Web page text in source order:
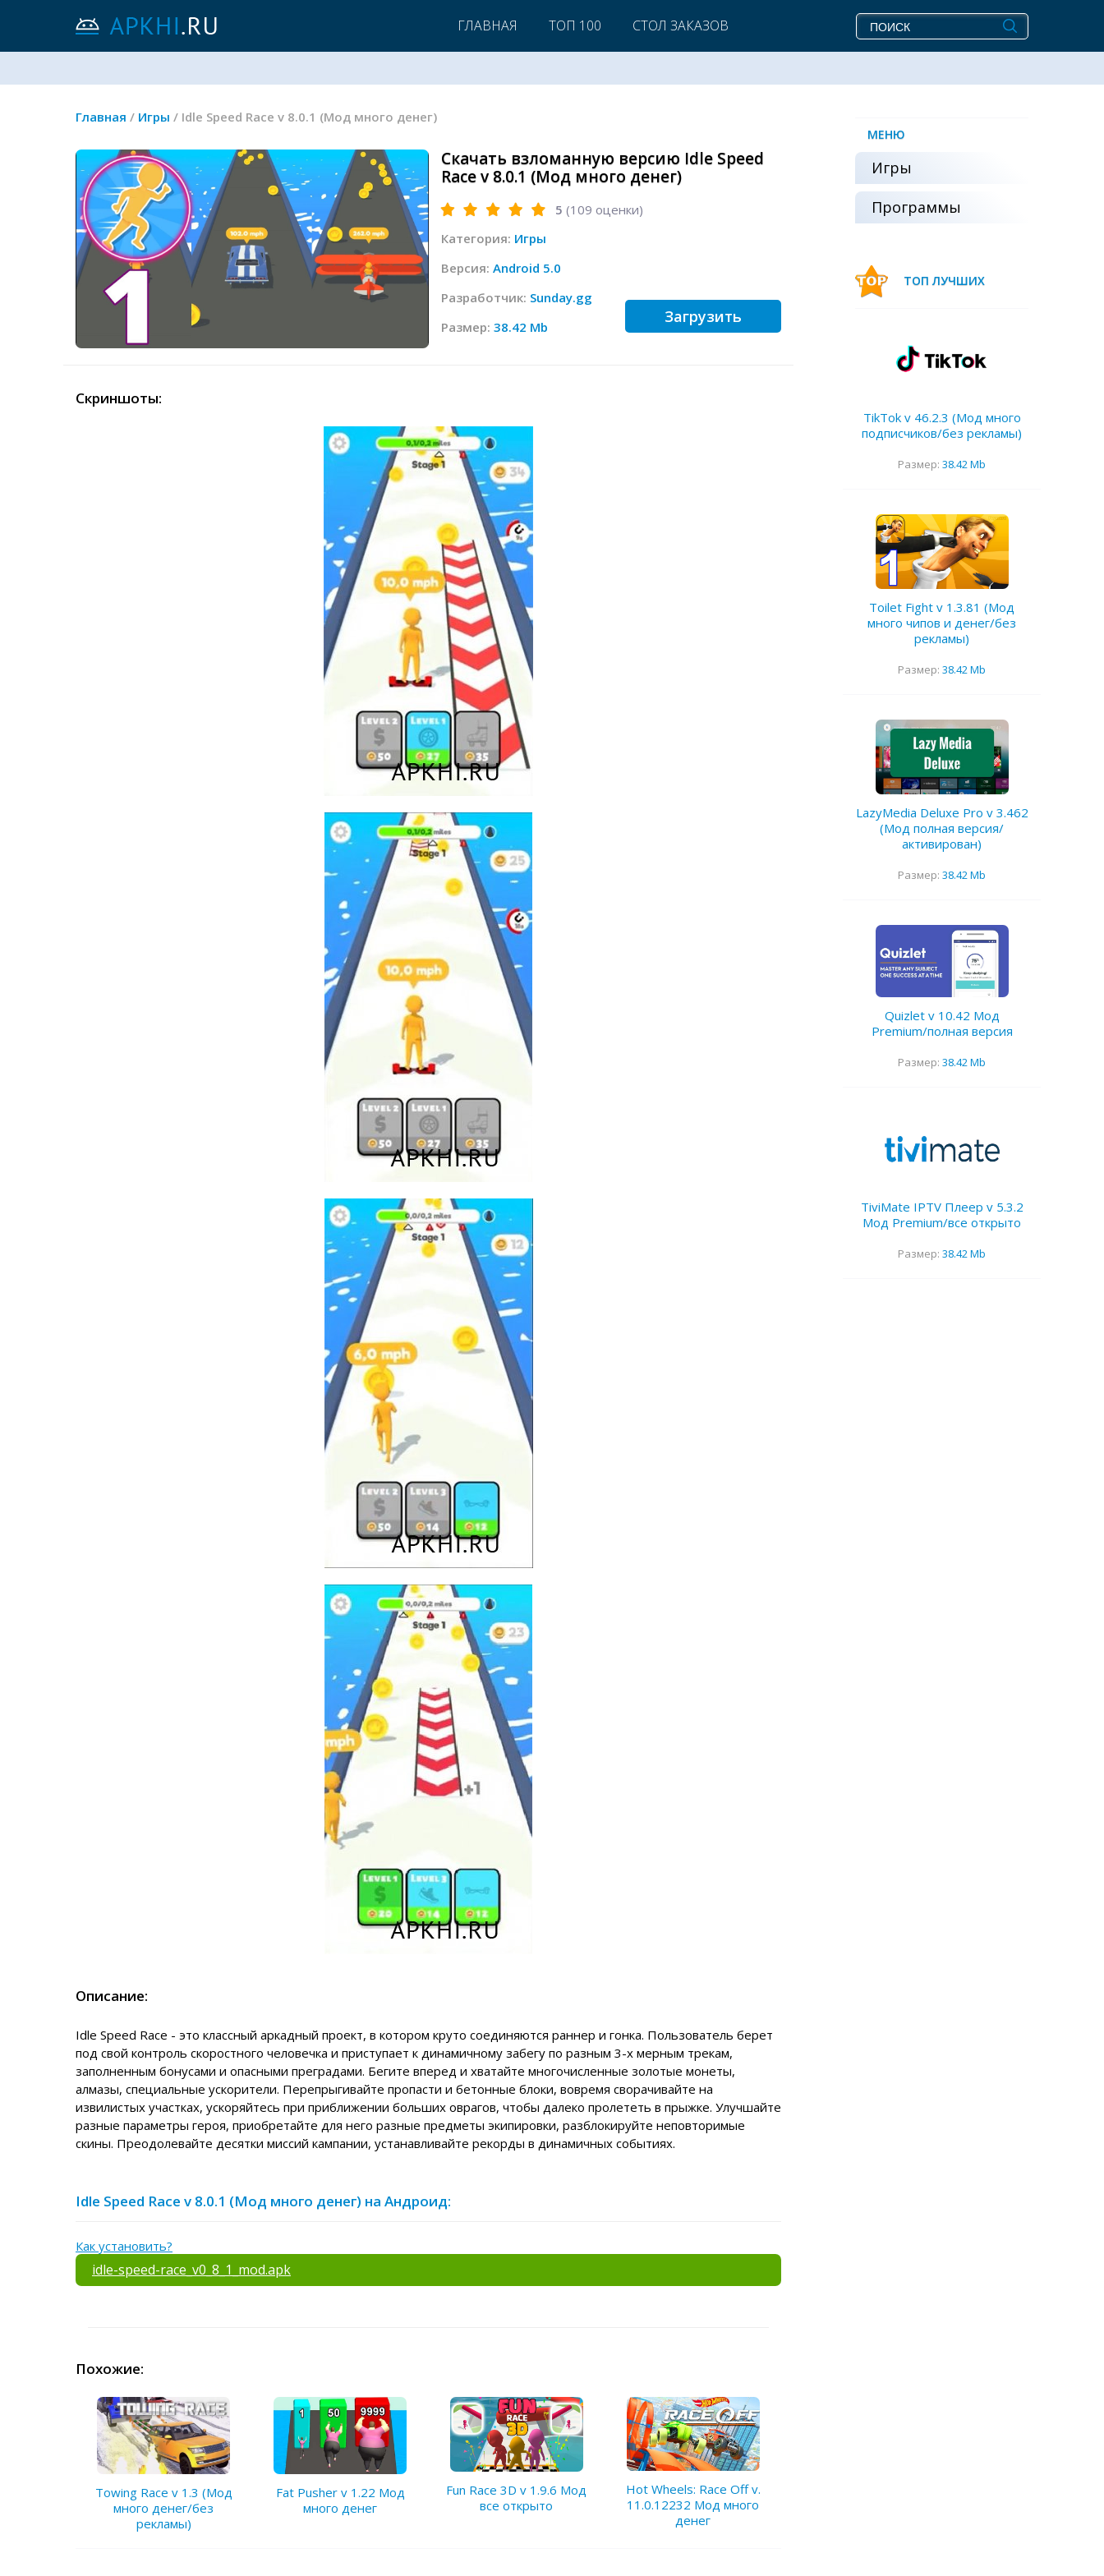
ГЛАВНАЯ ТОП 100 СТОЛ ЗАКАЗОВ
Главная / Игры / Idle Speed Race v 8.0.1 (Мод много денег)
Скачать взломанную версию Idle Speed
Race v 8.0.1 (Мод много денег)
5 (109 оценки)
Категория: Игры
Версия: Android 5.0
Разработчик: Sunday.gg
Размер: 38.42 Mb
Загрузить
Скриншоты:
Описание:
Idle Speed Race - это классный аркадный проект, в котором круто соединяются раннер и гонка. Пользователь берет
под свой контроль скоростного человечка и приступает к динамичному забегу по разным 3-х мерным трекам,
заполненным бонусами и опасными преградами. Бегите вперед и хватайте многочисленные золотые монеты,
алмазы, специальные ускорители. Перепрыгивайте пропасти и бетонные блоки, вовремя сворачивайте на
извилистых участках, ускоряйтесь при приближении больших оврагов, чтобы далеко пролететь в прыжке. Улучшайте
разные параметры героя, приобретайте для него разные предметы экипировки, разблокируйте неповторимые
скины. Преодолевайте десятки миссий кампании, устанавливайте рекорды в динамичных событиях.
Idle Speed Race v 8.0.1 (Мод много денег) на Андроид:
Как установить?
idle-speed-race_v0_8_1_mod.apk
Похожие:
Towing Race v 1.3 (Мод
много денег/без
рекламы)
Fat Pusher v 1.22 Мод
много денег
Fun Race 3D v 1.9.6 Мод
все открыто
Hot Wheels: Race Off v.
11.0.12232 Мод много
денег
МЕНЮ
Игры
Программы
ТОП ЛУЧШИХ
TikTok v 46.2.3 (Мод много
подписчиков/без рекламы)
Размер: 38.42 Mb
Toilet Fight v 1.3.81 (Мод
много чипов и денег/без
рекламы)
Размер: 38.42 Mb
LazyMedia Deluxe Pro v 3.462
(Мод полная версия/
активирован)
Размер: 38.42 Mb
Quizlet v 10.42 Мод
Premium/полная версия
Размер: 38.42 Mb
TiviMate IPTV Плеер v 5.3.2
Мод Premium/все открыто
Размер: 38.42 Mb